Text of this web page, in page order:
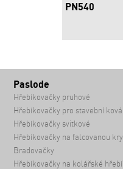
PN540
Paslode
Hřebíkovačky pruhové
Hřebíkovačky pro stavební
Hřebíkovačky svitkové
Hřebíkovačky na falcovanou
Bradovačky
Hřebíkovačky na kolářské